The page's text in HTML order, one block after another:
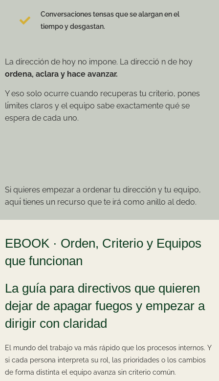
Conversaciones tensas que se alargan en el
tiempo y desgastan.
La dirección de hoy no impone. La direcció n de hoy
ordena, aclara y hace avanzar.
Y eso solo ocurre cuando recuperas tu criterio, pones
lı́mites claros y el equipo sabe exactamente qué se
espera de cada uno.
Si quieres empezar a ordenar tu dirección y tu equipo,
aquı́ tienes un recurso que te irá como anillo al dedo.
EBOOK · Orden, Criterio y Equipos
que funcionan
La guía para directivos que quieren
dejar de apagar fuegos y empezar a
dirigir con claridad
El mundo del trabajo va más rápido que los procesos internos. Y
si cada persona interpreta su rol, las prioridades o los cambios
de forma distinta el equipo avanza sin criterio común.